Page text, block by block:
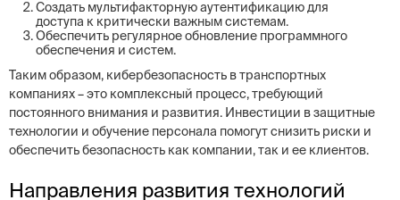
Создать мультифакторную аутентификацию для
доступа к критически важным системам.
Обеспечить регулярное обновление программного
обеспечения и систем.
Таким образом, кибербезопасность в транспортных
компаниях – это комплексный процесс, требующий
постоянного внимания и развития. Инвестиции в защитные
технологии и обучение персонала помогут снизить риски и
обеспечить безопасность как компании, так и ее клиентов.
Направления развития технологий